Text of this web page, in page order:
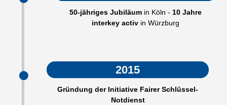
50-jähriges Jubiläumin Köln - 10 Jahre
interkey activin Würzburg
2015
Gründung der Initiative Fairer Schlüssel-
Notdienst